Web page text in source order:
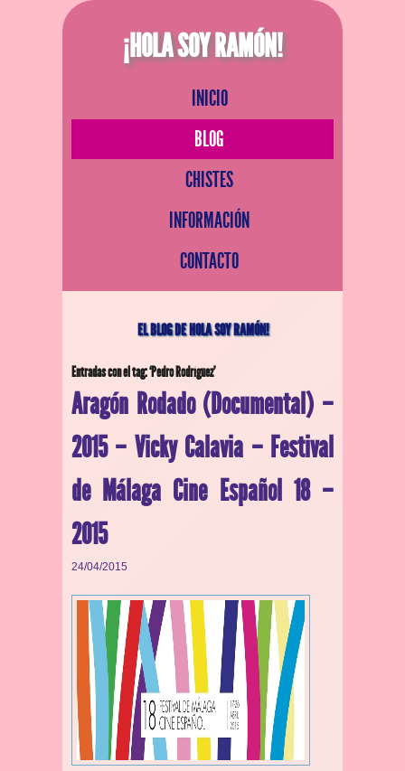
¡HOLA SOY RAMÓN!
INICIO
BLOG
CHISTES
INFORMACIÓN
CONTACTO
EL BLOG DE HOLA SOY RAMÓN!
Entradas con el tag: ‘Pedro Rodríguez’
Aragón Rodado (Documental) –
2015 – Vicky Calavia – Festival
de Málaga Cine Español 18 –
2015
24/04/2015